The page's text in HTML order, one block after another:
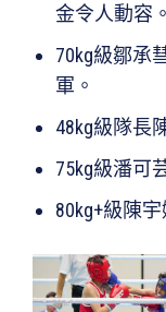
金令人動容。
70kg級鄒承
軍。
48kg級隊長
75kg級潘可
80kg+級陳